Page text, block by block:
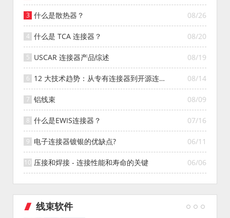
08/26
什么是散热器？
08/20
什么是 TCA 连接器？
08/19
USCAR 连接器产品综述
08/14
12 大技术趋势：从专有连接器到开源连接
器的演变
08/09
铝线束
07/16
什么是EWIS连接器？
06/11
电子连接器镀银的优缺点?
06/06
压接和焊接 - 连接性能和寿命的关键
线束软件